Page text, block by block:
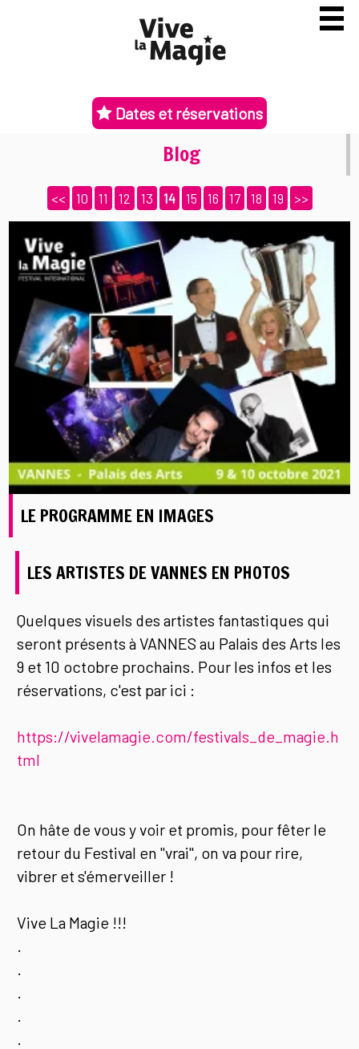
Dates et réservations
Blog
<< 10 11 12 13 14 15 16 17 18 19 >>
LE PROGRAMME EN IMAGES
LES ARTISTES DE VANNES EN PHOTOS
Quelques visuels des artistes fantastiques qui
seront présents à VANNES au Palais des Arts les
9 et 10 octobre prochains. Pour les infos et les
réservations, c'est par ici :
https://vivelamagie.com/festivals_de_magie.h
tml
On hâte de vous y voir et promis, pour fêter le
retour du Festival en "vrai", on va pour rire,
vibrer et s'émerveiller !
Vive La Magie !!!